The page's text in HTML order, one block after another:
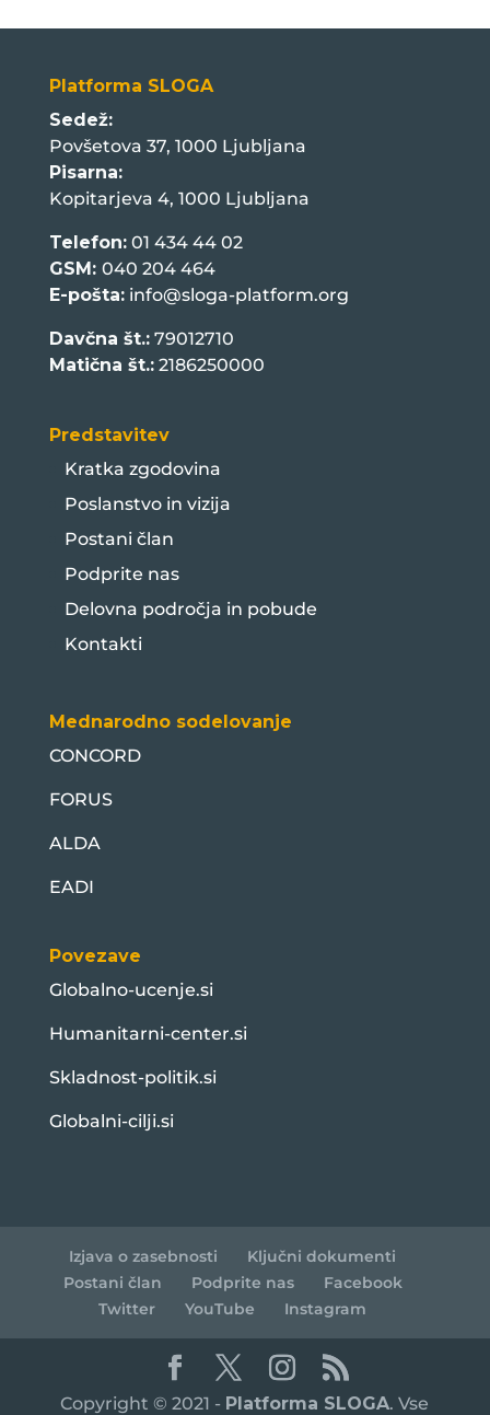
Platforma SLOGA
Sedež:
Povšetova 37, 1000 Ljubljana
Pisarna:
Kopitarjeva 4, 1000 Ljubljana
Telefon:01 434 44 02
GSM: 040 204 464
E-pošta: info@sloga-platform.org
Davčna št.:79012710
Matična št.:2186250000
Predstavitev
Kratka zgodovina
Poslanstvo in vizija
Postani član
Podprite nas
Delovna področja in pobude
Kontakti
Mednarodno sodelovanje
CONCORD
FORUS
ALDA
EADI
Povezave
Globalno-ucenje.si
Humanitarni-center.si
Skladnost-politik.si
Globalni-cilji.si
Izjava o zasebnosti
Ključni dokumenti
Postani član
Podprite nas
Facebook
Twitter
YouTube Instagram
Copyright © 2021 - Platforma SLOGA. Vse